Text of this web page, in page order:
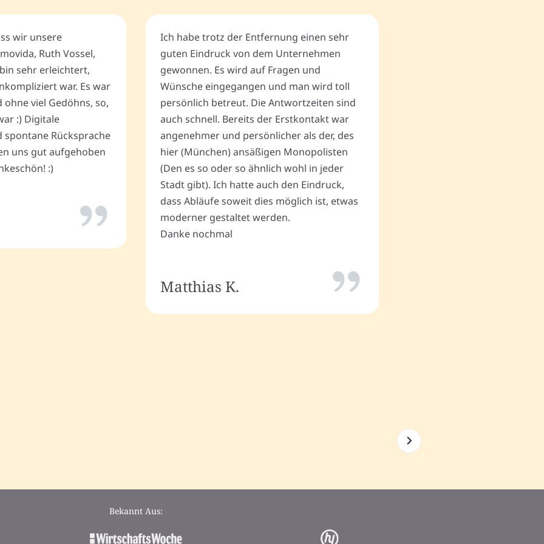
wir unsere
Ruth Vossel,
sehr erleichtert,
war. Es war
viel Gedöhns, so,
:) Digitale
Rücksprache
uns gut aufgehoben
:)
Ich habe trotz der Entfernung einen sehr
guten Eindruck von dem Unternehmen
gewonnen. Es wird auf Fragen und
Wünsche eingegangen und man wird toll
persönlich betreut. Die Antwortzeiten sind
auch schnell. Bereits der Erstkontakt war
angenehmer und persönlicher als der, des
hier (München) ansäßigen Monopolisten
(Den es so oder so ähnlich wohl in jeder
Stadt gibt). Ich hatte auch den Eindruck,
dass Abläufe soweit dies möglich ist, etwas
moderner gestaltet werden.
Danke nochmal
Matthias K.
Bekannt Aus: